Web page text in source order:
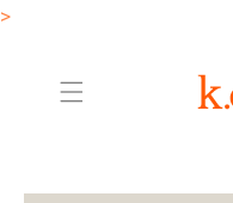
>
directamente